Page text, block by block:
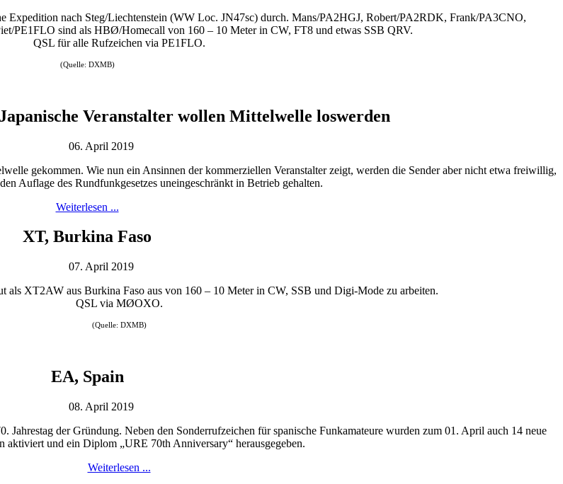
nach Steg/Liechtenstein (WW Loc. JN47sc) durch. Mans/PA2HGJ, Robert/PA2RDK, Frank/PA3CNO,
PE1FLO sind als HBØ/Homecall von 160 – 10 Meter in CW, FT8 und etwas SSB QRV.
QSL für alle Rufzeichen via PE1FLO.
(Quelle: DXMB)
Veranstalter wollen Mittelwelle loswerden
06. April 2019
gekommen. Wie nun ein Ansinnen der kommerziellen Veranstalter zeigt, werden die Sender aber nicht etwa freiwillig,
Auflage des Rundfunkgesetzes uneingeschränkt in Betrieb gehalten.
Weiterlesen ...
XT, Burkina Faso
07. April 2019
als XT2AW aus Burkina Faso aus von 160 – 10 Meter in CW, SSB und Digi-Mode zu arbeiten.
QSL via MØOXO.
(Quelle: DXMB)
EA, Spain
08. April 2019
Jahrestag der Gründung. Neben den Sonderrufzeichen für spanische Funkamateure wurden zum 01. April auch 14 neue
aktiviert und ein Diplom „URE 70th Anniversary“ herausgegeben.
Weiterlesen ...